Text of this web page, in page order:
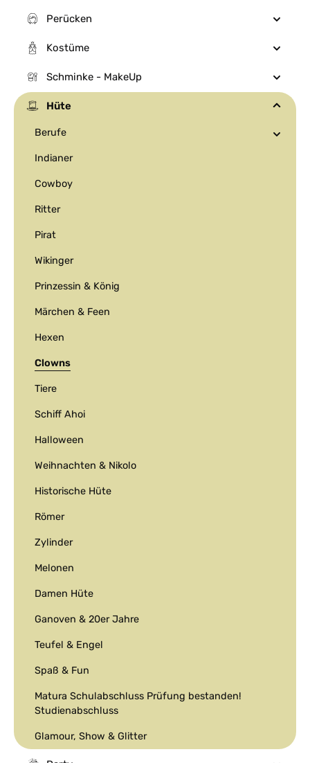
Perücken
Kostüme
Schminke - MakeUp
Hüte
Berufe
Indianer
Cowboy
Ritter
Pirat
Wikinger
Prinzessin & König
Märchen & Feen
Hexen
Clowns
Tiere
Schiff Ahoi
Halloween
Weihnachten & Nikolo
Historische Hüte
Römer
Zylinder
Melonen
Damen Hüte
Ganoven & 20er Jahre
Teufel & Engel
Spaß & Fun
Matura Schulabschluss Prüfung bestanden!
Studienabschluss
Glamour, Show & Glitter